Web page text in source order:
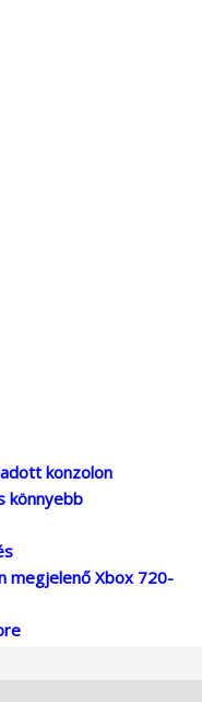
konzolon
könnyebb
megjelenő Xbox 720-